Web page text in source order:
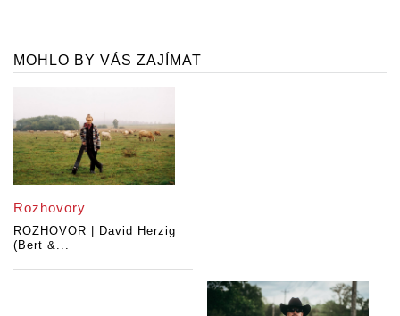
MOHLO BY VÁS ZAJÍMAT
Rozhovory
ROZHOVOR | David Herzig
(Bert &...